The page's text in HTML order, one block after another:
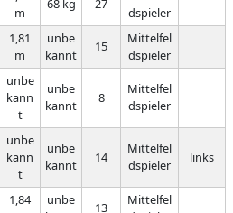
m
68 kg 27
dspieler
1,81
m
unbe
kannt
15
Mittelfel
dspieler
unbe
kann
t
unbe
kannt
8
Mittelfel
dspieler
unbe
kann
t
unbe
kannt
14
Mittelfel
dspieler
links
1,84
unbe
13
Mittelfel